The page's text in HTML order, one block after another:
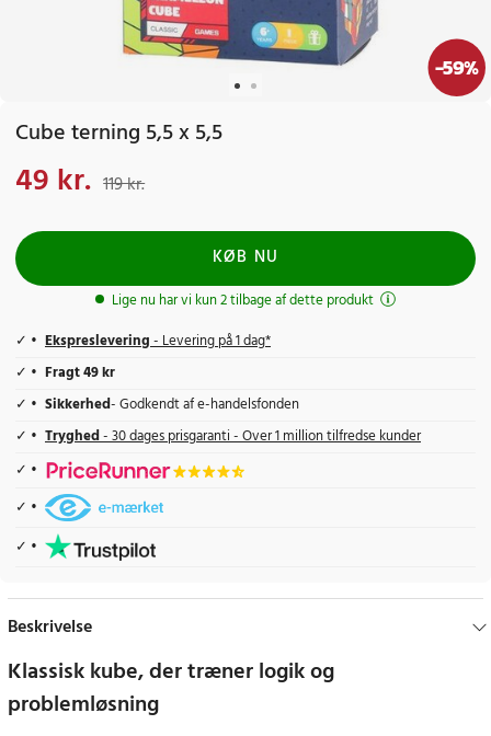
-59%
Cube terning 5,5 x 5,5
Nuværende pris
49 kr. 119 kr.
KØB NU
Lige nu har vi kun 2 tilbage af dette produkt
Ekspreslevering- Levering på 1 dag*
Fragt 49 kr
Sikkerhed- Godkendt af e-handelsfonden
Tryghed- 30 dages prisgaranti - Over 1 million tilfredse kunder
Beskrivelse
Klassisk kube, der træner logik og
problemløsning